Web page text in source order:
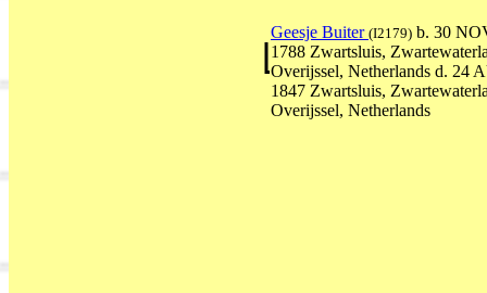
Geesje Buiter (I2179) b. 30
1788 Zwartsluis,
Overijssel, Netherlands d. 24
1847 Zwartsluis,
Overijssel, Netherlands